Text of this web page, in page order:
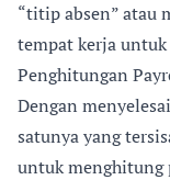
“titip absen” atau
tempat kerja untuk
Penghitungan
Dengan
satunya yang
untuk menghitung